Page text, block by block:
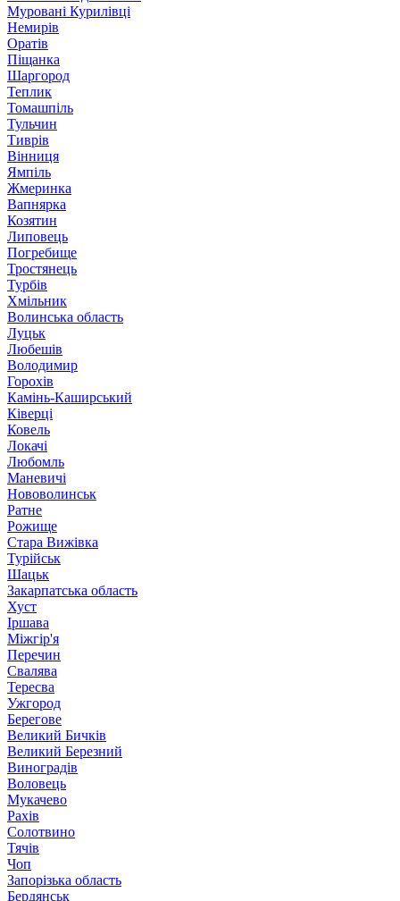
Муровані Курилівці
Немирів
Оратів
Піщанка
Шаргород
Теплик
Томашпіль
Тульчин
Тиврів
Вінниця
Ямпіль
Жмеринка
Вапнярка
Козятин
Липовець
Погребище
Тростянець
Турбів
Хмільник
Волинська область
Луцьк
Любешів
Володимир
Горохів
Камінь-Каширський
Ківерці
Ковель
Локачі
Любомль
Маневичі
Нововолинськ
Ратне
Рожище
Стара Вижівка
Турійськ
Шацьк
Закарпатська область
Хуст
Іршава
Міжгір'я
Перечин
Свалява
Тересва
Ужгород
Берегове
Великий Бичків
Великий Березний
Виноградів
Воловець
Мукачево
Рахів
Солотвино
Тячів
Чоп
Запорізька область
Бердянськ